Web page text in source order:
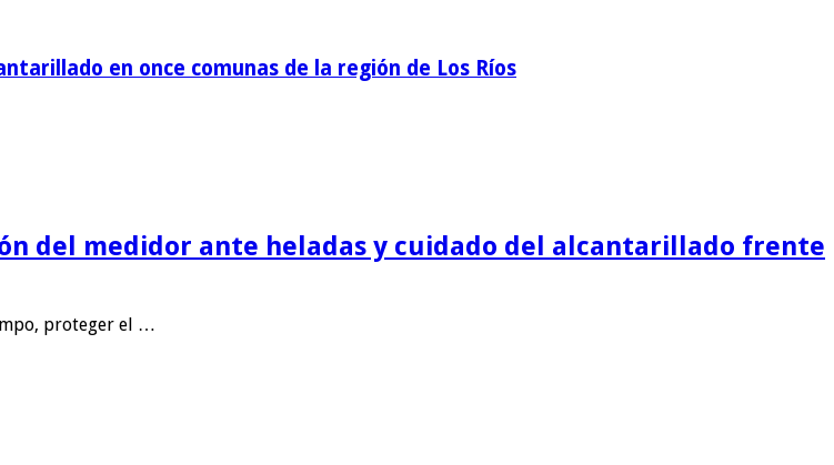
en once comunas de la región de Los Ríos
del medidor ante heladas y cuidado del alcantarillado frente
proteger el …